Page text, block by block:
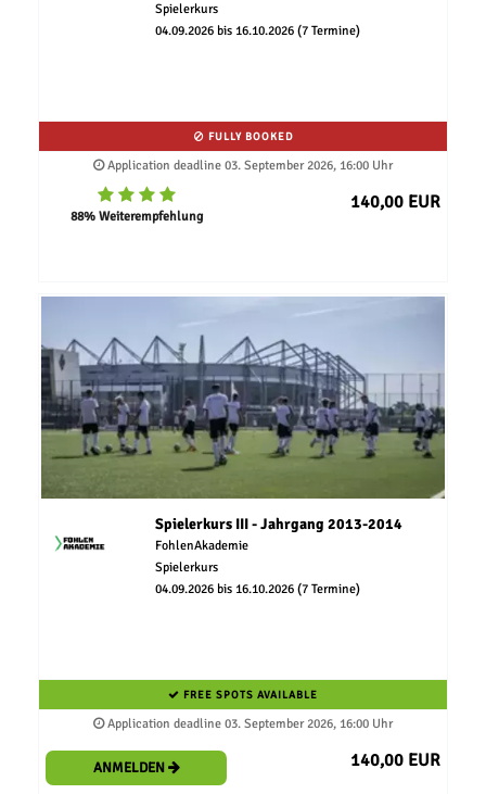
Spielerkurs
04.09.2026 bis 16.10.2026 (7 Termine)
FULLY BOOKED
Application deadline 03. September 2026, 16:00 Uhr
88% Weiterempfehlung
140,00 EUR
Spielerkurs III - Jahrgang 2013-2014
FohlenAkademie
Spielerkurs
04.09.2026 bis 16.10.2026 (7 Termine)
FREE SPOTS AVAILABLE
Application deadline 03. September 2026, 16:00 Uhr
ANMELDEN 140,00 EUR